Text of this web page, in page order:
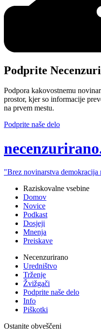
Podprite
Podpora kakovostnemu
prostor, kjer so informacije
na prvem mestu.
Podprite naše delo
ne
"Brez novinarstva demokracija
Raziskovalne vsebine
Domov
Novice
Podkast
Dosjeji
Mnenja
Preiskave
Necenzurirano
Uredništvo
Trženje
Žvižgači
Podprite naše delo
Info
Piškotki
Ostanite obveščeni